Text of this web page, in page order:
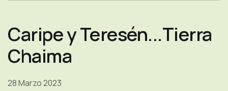
Caripe y Teresén...Tierra
Chaima
28 Marzo 2023